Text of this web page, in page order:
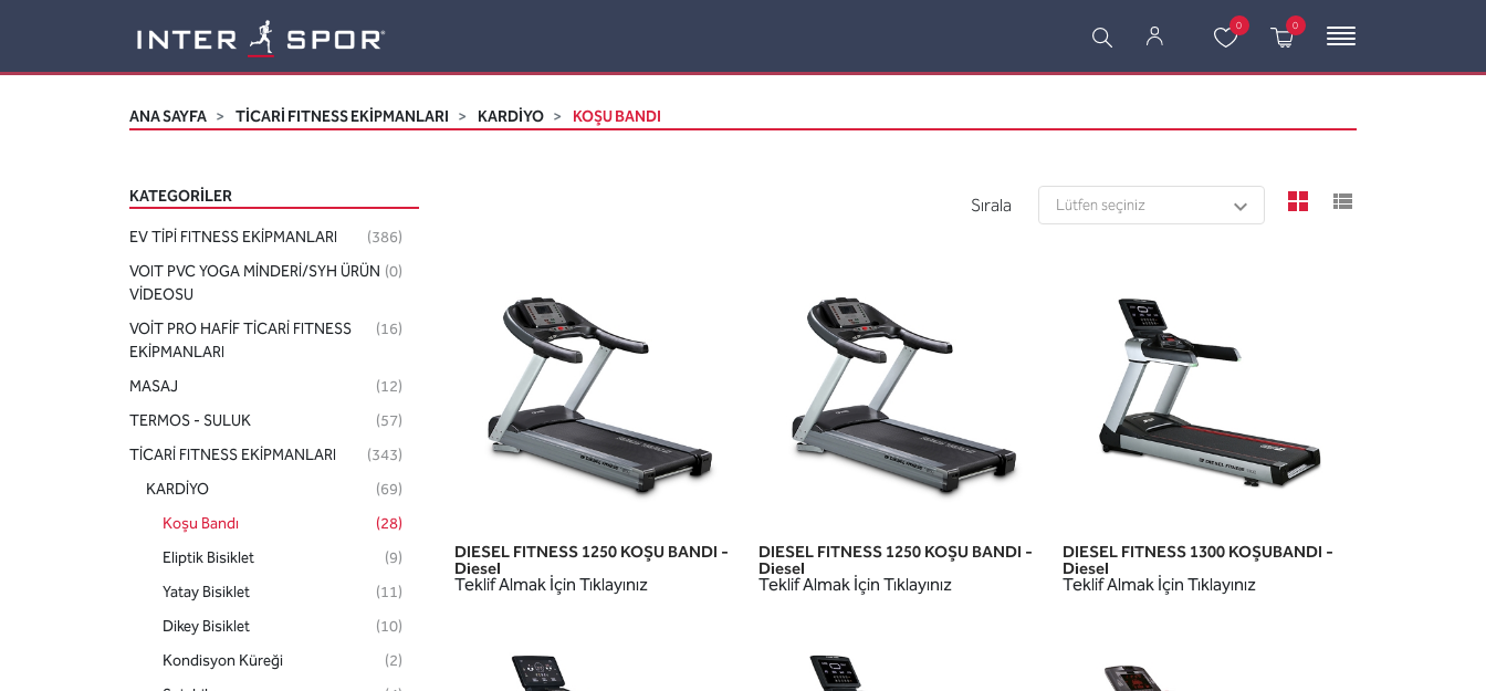
0 0
ANA SAYFA TİCARİ FITNESS EKİPMANLARI KARDİYO KOŞU BANDI
KATEGORILER
EV TİPİ FITNESS EKİPMANLARI
(386)
VOIT PVC YOGA MİNDERİ/SYH ÜRÜN
VİDEOSU
(0)
VOİT PRO HAFİF TİCARİ FITNESS
EKİPMANLARI
(16)
MASAJ
(12)
TERMOS - SULUK
(57)
TİCARİ FITNESS EKİPMANLARI
(343)
KARDİYO
(69)
Koşu Bandı
(28)
Eliptik Bisiklet
(9)
Yatay Bisiklet
(11)
Dikey Bisiklet
(10)
Kondisyon Küreği
(2)
Sırala viewmode grid
HIZLI GÖRÜNÜM
DIESEL FITNESS 1250 KOŞU BANDI -
Diesel
Teklif Almak İçin Tıklayınız
HIZLI GÖRÜNÜM
DIESEL FITNESS 1250 KOŞU BANDI -
Diesel
Teklif Almak İçin Tıklayınız
HIZLI GÖRÜNÜM
DIESEL FITNESS 1300 KOŞUBANDI -
Diesel
Teklif Almak İçin Tıklayınız